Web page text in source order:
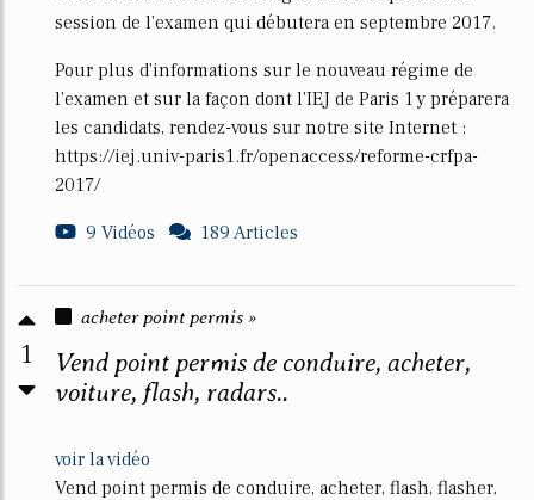
session de l'examen qui débutera en septembre 2017.
Pour plus d'informations sur le nouveau régime de
l'examen et sur la façon dont l'IEJ de Paris 1 y préparera
les candidats, rendez-vous sur notre site Internet :
https://iej.univ-paris1.fr/openaccess/reforme-crfpa-
2017/
9 Vidéos
189 Articles
1
acheter point permis »
Vend point permis de conduire, acheter,
voiture, flash, radars..
voir la vidéo
Vend point permis de conduire, acheter, flash, flasher,